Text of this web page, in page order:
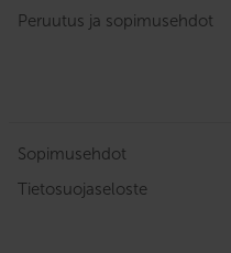
Peruutus ja sopimusehdot
Sopimusehdot
Tietosuojaseloste